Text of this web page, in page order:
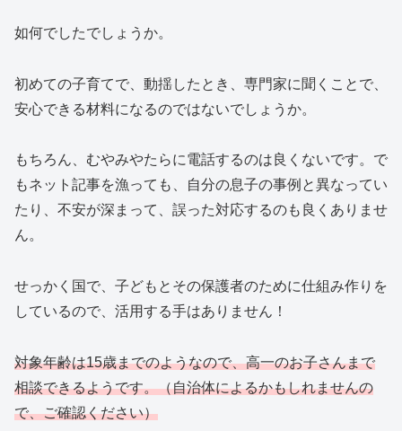
如何でしたでしょうか。
初めての子育てで、動揺したとき、専門家に聞くことで、
安心できる材料になるのではないでしょうか。
もちろん、むやみやたらに電話するのは良くないです。で
もネット記事を漁っても、自分の息子の事例と異なってい
たり、不安が深まって、誤った対応するのも良くありませ
ん。
せっかく国で、子どもとその保護者のために仕組み作りを
しているので、活用する手はありません！
対象年齢は15歳までのようなので、高一のお子さんまで
相談できるようです。（自治体によるかもしれませんの
で、ご確認ください）